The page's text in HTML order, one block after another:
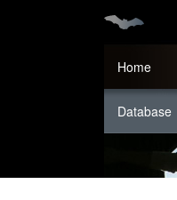
Home
Database